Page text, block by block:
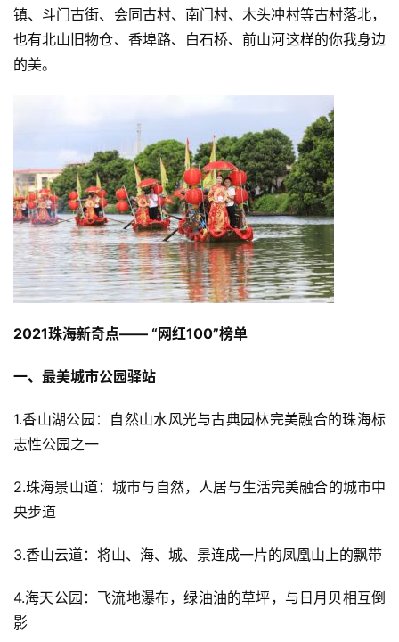
镇、斗门古街、会同古村、南门村、木头冲村等古村落北，
也有北山旧物仓、香埠路、白石桥、前山河这样的你我身边
的美。
2021珠海新奇点—— “网红100”榜单
一、最美城市公园驿站
1.香山湖公园：自然山水风光与古典园林完美融合的珠海标
志性公园之一
2.珠海景山道：城市与自然，人居与生活完美融合的城市中
央步道
3.香山云道：将山、海、城、景连成一片的凤凰山上的飘带
4.海天公园：飞流地瀑布，绿油油的草坪，与日月贝相互倒
影